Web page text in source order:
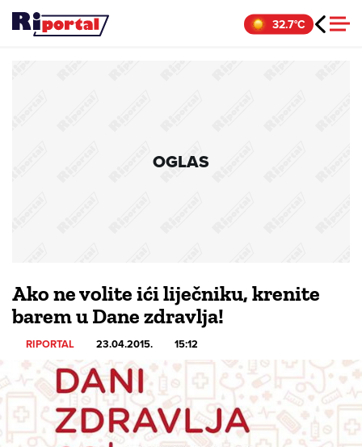
Skip
32.7°C
OGLAS
Ako ne volite ići liječniku, krenite
barem u Dane zdravlja!
RIPORTAL 23.04.2015. 15:12